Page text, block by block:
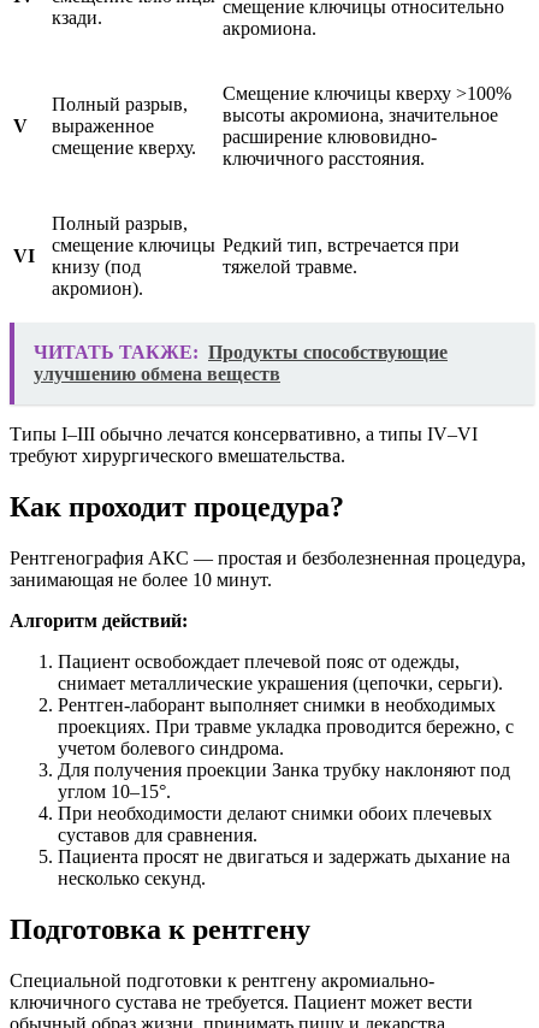
кзади.
смещение ключицы относительно
акромиона.
V
Полный разрыв,
выраженное
смещение кверху.
Смещение ключицы кверху >100%
высоты акромиона, значительное
расширение клювовидно-
ключичного расстояния.
VI
Полный разрыв,
смещение ключицы
книзу (под
акромион).
Редкий тип, встречается при
тяжелой травме.
ЧИТАТЬ ТАКЖЕ: Продукты способствующие
улучшению обмена веществ
Типы I–III обычно лечатся консервативно, а типы IV–VI
требуют хирургического вмешательства.
Как проходит процедура?
Рентгенография АКС — простая и безболезненная процедура,
занимающая не более 10 минут.
Алгоритм действий:
Пациент освобождает плечевой пояс от одежды,
снимает металлические украшения (цепочки, серьги).
Рентген-лаборант выполняет снимки в необходимых
проекциях. При травме укладка проводится бережно, с
учетом болевого синдрома.
Для получения проекции Занка трубку наклоняют под
углом 10–15°.
При необходимости делают снимки обоих плечевых
суставов для сравнения.
Пациента просят не двигаться и задержать дыхание на
несколько секунд.
Подготовка к рентгену
Специальной подготовки к рентгену акромиально-
ключичного сустава не требуется. Пациент может вести
обычный образ жизни, принимать пищу и лекарства.